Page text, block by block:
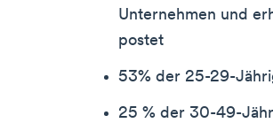
Unternehmen und
postet
53% der 25-29-
25 % der 30-49-